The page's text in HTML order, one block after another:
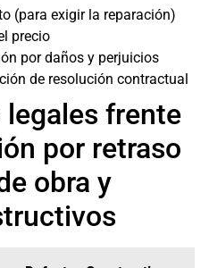
(para exigir la reparación)
precio
por daños y perjuicios
de resolución contractual
legales frente
por retraso
obra y